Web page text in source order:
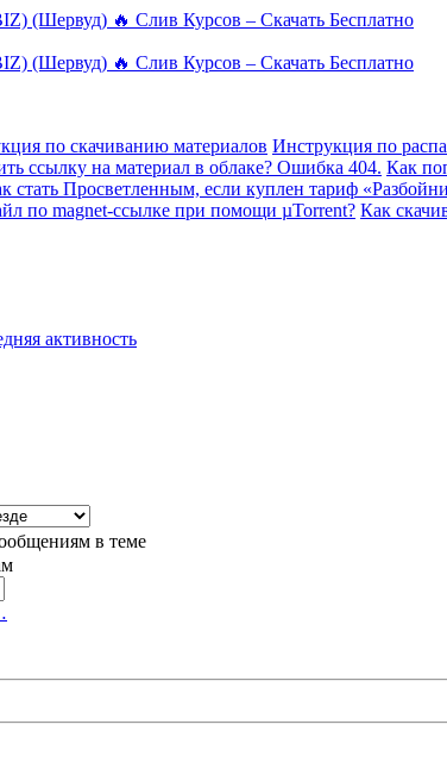
по скачиванию материалов Инструкция по
ссылку на материал в облаке? Ошибка 404. Как
стать Просветленным, если куплен тариф
по magnet-ссылке при помощи µTorrent? Как
активность
в теме